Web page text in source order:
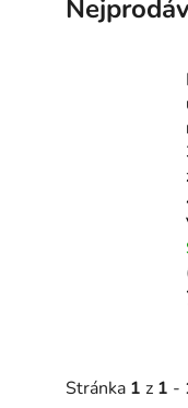
Stránka 1 z 1 -